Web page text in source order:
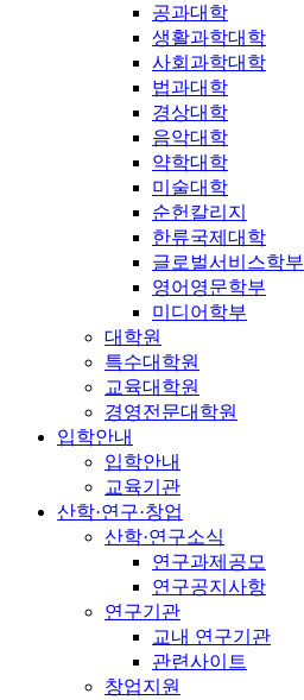
공과대학
생활과학대학
사회과학대학
법과대학
경상대학
음악대학
약학대학
미술대학
순헌칼리지
한류국제대학
글로벌서비스학부
영어영문학부
미디어학부
대학원
특수대학원
교육대학원
경영전문대학원
입학안내
입학안내
교육기관
산학·연구·창업
산학·연구소식
연구과제공모
연구공지사항
연구기관
교내 연구기관
관련사이트
창업지원